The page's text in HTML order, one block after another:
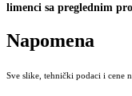
limenci sa preglednim
Napomena
Sve slike, tehnički podaci i cene